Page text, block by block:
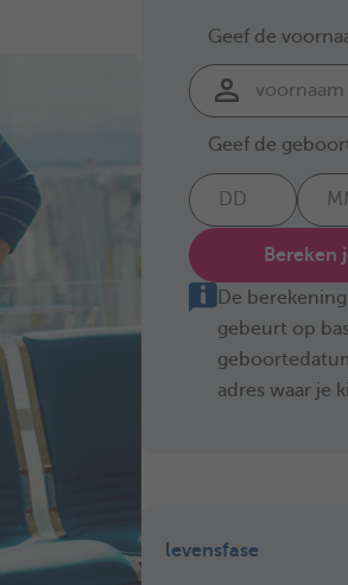
Geef de
Geef de
Bereken
De
gebeurt op
adres waar je
levensfase